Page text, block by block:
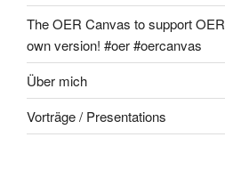
The OER Canvas to support
own version! #oer #oercanvas
Über mich
Vorträge / Presentations